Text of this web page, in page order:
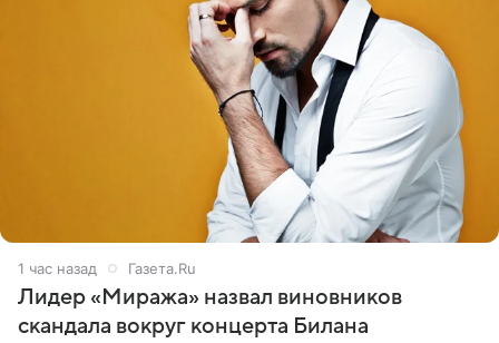
1 час назад Газета.Ru
Лидер «Миража» назвал виновников
скандала вокруг концерта Билана